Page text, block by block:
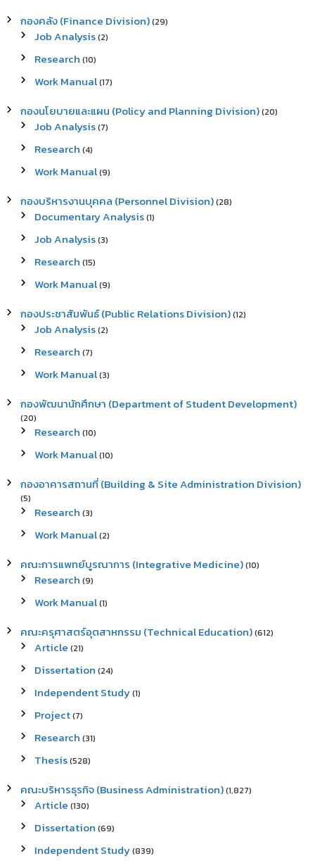
กองคลัง (Finance Division)(29)
Job Analysis(2)
Research (10)
Work Manual(17)
กองนโยบายและแผน (Policy and Planning Division)(20)
Job Analysis(7)
Research (4)
Work Manual(9)
กองบริหารงานบุคคล (Personnel Division)(28)
Documentary Analysis(1)
Job Analysis(3)
Research (15)
Work Manual(9)
กองประชาสัมพันธ์ (Public Relations Division)(12)
Job Analysis(2)
Research (7)
Work Manual(3)
กองพัฒนานักศึกษา (Department of Student Development)
(20)
Research (10)
Work Manual(10)
กองอาคารสถานที่ (Building & Site Administration Division)
(5)
Research (3)
Work Manual(2)
คณะการแพทย์บูรณาการ (Integrative Medicine)(10)
Research (9)
Work Manual(1)
คณะครุศาสตร์อุตสาหกรรม (Technical Education)(612)
Article (21)
Dissertation (24)
Independent Study(1)
Project(7)
Research (31)
Thesis(528)
คณะบริหารธุรกิจ (Business Administration)(1,827)
Article (130)
Dissertation (69)
Independent Study(839)